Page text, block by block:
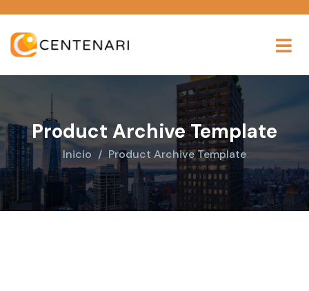
Product Archive Template
Inicio Product Archive Template